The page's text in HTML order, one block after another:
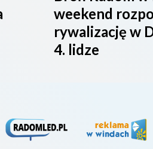
weekend
rywalizację w
4. lidze